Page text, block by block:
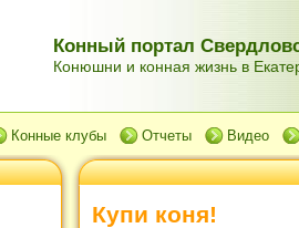
Конный портал
Конюшни и конная жизнь в
Конные клубы Отчеты Видео
Купи коня!